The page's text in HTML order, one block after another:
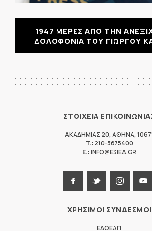
1947 ΜΕΡΕΣ ΑΠΟ ΤΗΝ
ΔΟΛΟΦΟΝΙΑ ΤΟΥ ΓΙΩΡΓΟΥ
ΣΤΟΙΧΕΙΑ
ΑΚΑΔΗΜΙΑΣ 20, ΑΘΗΝΑ, 10671
T.: 210-3675400
E.:INFO@ESIEA.GR
ΧΡΗΣΙΜΟΙ ΣΥΝΔΕΣΜΟΙ
ΕΔΟΕΑΠ